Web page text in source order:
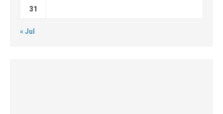
31
« Jul